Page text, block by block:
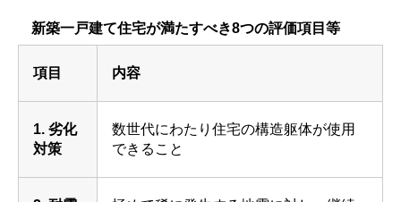
新築一戸建て住宅が満たすべき8つの評価項目等
項目 内容
1. 劣化
対策
数世代にわたり住宅の構造躯体が使用
できること